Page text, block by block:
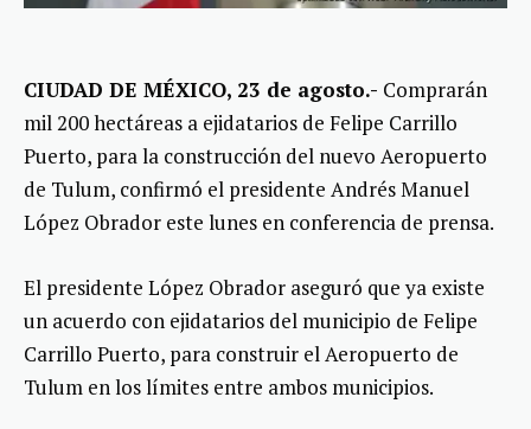
CIUDAD DE MÉXICO, 23 de agosto.- Comprarán
mil 200 hectáreas a ejidatarios de Felipe Carrillo
Puerto, para la construcción del nuevo Aeropuerto
de Tulum, confirmó el presidente Andrés Manuel
López Obrador este lunes en conferencia de prensa.
El presidente López Obrador aseguró que ya existe
un acuerdo con ejidatarios del municipio de Felipe
Carrillo Puerto, para construir el Aeropuerto de
Tulum en los límites entre ambos municipios.